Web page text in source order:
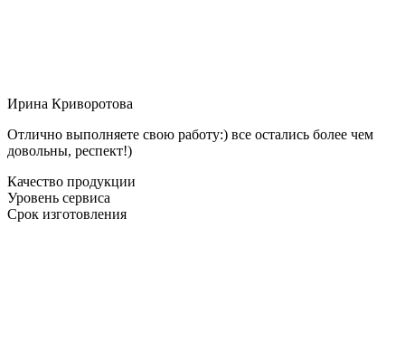
Ирина Криворотова
Отлично выполняете свою работу:) все остались более чем
довольны, респект!)
Качество продукции
Уровень сервиса
Срок изготовления